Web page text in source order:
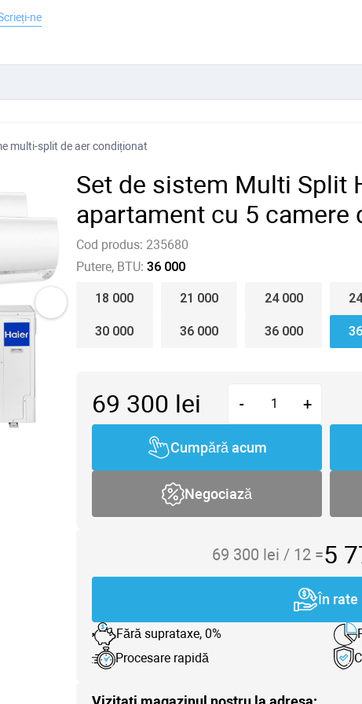
ne
multi-split de aer condiționat
Set de sistem Multi Split
apartament cu 5 camere
Cod produs: 235680
Putere, BTU: 36 000
18 000 21 000 24 000
30 000 36 000 36 000
69 300 lei - +
Cumpără acum
Negociază
69 300 lei / 12 =5
În rate
Fără suprataxe, 0%
Procesare rapidă